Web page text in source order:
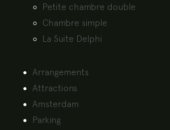
Petite chambre double
Chambre simple
La Suite Delphi
Arrangements
Attractions
Amsterdam
Parking